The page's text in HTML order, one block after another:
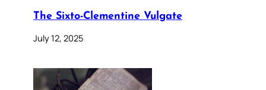
The Sixto-Clementine Vulgate
July 12, 2025